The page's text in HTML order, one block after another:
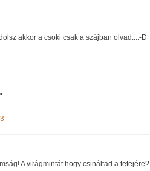
akkor a csoki csak a szájban olvad...:-D
A virágmintát hogy csináltad a tetejére?